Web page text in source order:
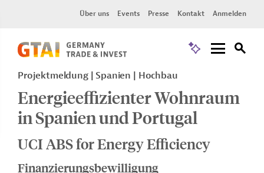
Über uns Events Presse Kontakt Anmelden
Projektmeldung Spanien Hochbau
Energieeffizienter Wohnraum
in Spanien und Portugal
UCI ABS for Energy Efficiency
Finanzierungsbewilligung